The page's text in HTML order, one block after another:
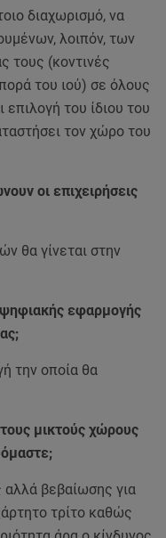
διαχωρισμό, να
λοιπόν, των
τους (κοντινές
του ιού) σε όλους
του ίδιου του
τον χώρο του
οι επιχειρήσεις
θα γίνεται στην
εφαρμογής
την οποία θα
μικτούς χώρους
βεβαίωσης για
τρίτο καθώς